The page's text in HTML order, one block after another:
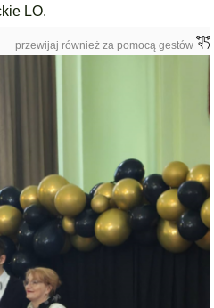
LO.
przewijaj również za pomocą gestów